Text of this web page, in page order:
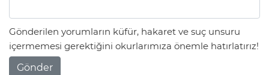
Gönderilen yorumların küfür, hakaret ve suç unsuru
içermemesi gerektiğini okurlarımıza önemle hatırlatırız!
Gönder